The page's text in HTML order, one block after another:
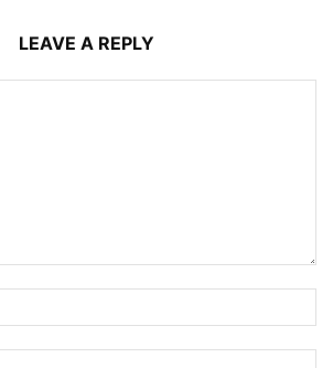
LEAVE A REPLY